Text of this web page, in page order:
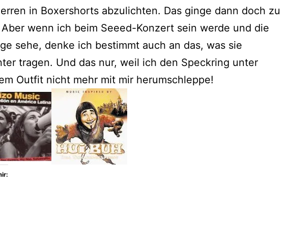
in Boxershorts abzulichten. Das ginge dann doch zu
wenn ich beim Seeed-Konzert sein werde und die
sehe, denke ich bestimmt auch an das, was sie
tragen. Und das nur, weil ich den Speckring unter
Outfit nicht mehr mit mir herumschleppe!